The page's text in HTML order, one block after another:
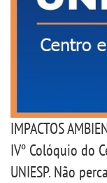
IMPACTOS
IVº Colóquio do
UNIESP. Não